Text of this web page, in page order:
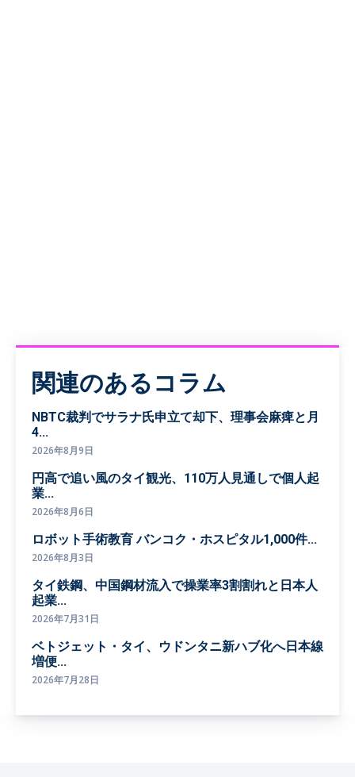
関連のあるコラム
NBTC裁判でサラナ氏申立て却下、理事会麻痺と月
4...
2026年8月9日
円高で追い風のタイ観光、110万人見通しで個人起
業...
2026年8月6日
ロボット手術教育 バンコク・ホスピタル1,000件...
2026年8月3日
タイ鉄鋼、中国鋼材流入で操業率3割割れと日本人
起業...
2026年7月31日
ベトジェット・タイ、ウドンタニ新ハブ化へ日本線
増便...
2026年7月28日